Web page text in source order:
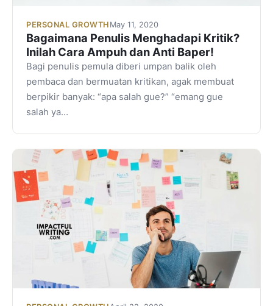
PERSONAL GROWTH May 11, 2020
Bagaimana Penulis Menghadapi Kritik?
Inilah Cara Ampuh dan Anti Baper!
Bagi penulis pemula diberi umpan balik oleh
pembaca dan bermuatan kritikan, agak membuat
berpikir banyak: “apa salah gue?” “emang gue
salah ya…